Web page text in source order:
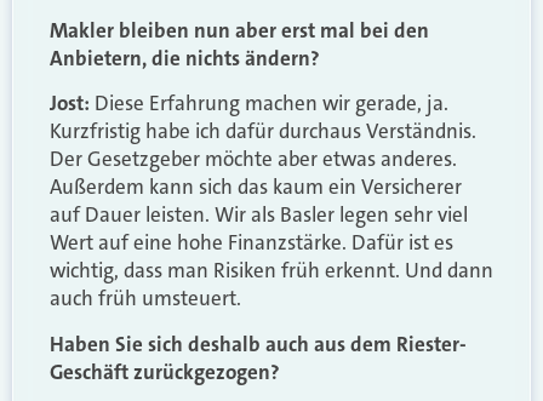
Makler bleiben nun aber erst mal bei den
Anbietern, die nichts ändern?
Jost: Diese Erfahrung machen wir gerade, ja.
Kurzfristig habe ich dafür durchaus Verständnis.
Der Gesetzgeber möchte aber etwas anderes.
Außerdem kann sich das kaum ein Versicherer
auf Dauer leisten. Wir als Basler legen sehr viel
Wert auf eine hohe Finanzstärke. Dafür ist es
wichtig, dass man Risiken früh erkennt. Und dann
auch früh umsteuert.
Haben Sie sich deshalb auch aus dem Riester-
Geschäft zurückgezogen?